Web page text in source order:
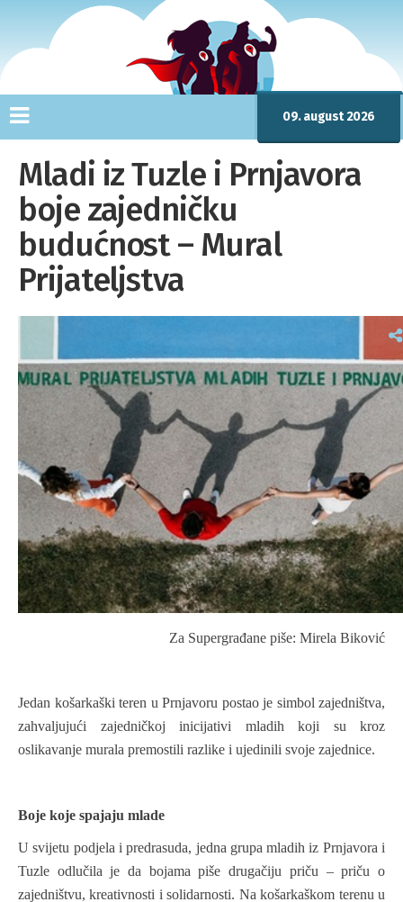
09. august 2026
Mladi iz Tuzle i Prnjavora
boje zajedničku
budućnost – Mural
Prijateljstva
Za Supergrađane piše: Mirela Biković
Jedan košarkaški teren u Prnjavoru postao je simbol zajedništva,
zahvaljujući zajedničkoj inicijativi mladih koji su kroz
oslikavanje murala premostili razlike i ujedinili svoje zajednice.
Boje koje spajaju mlade
U svijetu podjela i predrasuda, jedna grupa mladih iz Prnjavora i
Tuzle odlučila je da bojama piše drugačiju priču – priču o
zajedništvu, kreativnosti i solidarnosti. Na košarkaškom terenu u